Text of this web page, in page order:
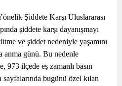
Şiddete Karşı Uluslararası
şiddete karşı dayanışmayı
ve şiddet nedeniyle yaşamını
anma günü. Bu nedenle
ilçede eş zamanlı basın
sayfalarında bugünü özel kılan